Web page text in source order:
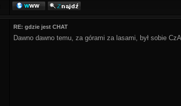
RE: gdzie jest CHAT
Dawno dawno temu, za górami za lasami, był sobie